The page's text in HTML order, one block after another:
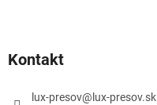
Kontakt
lux-presov@ lux-presov.sk